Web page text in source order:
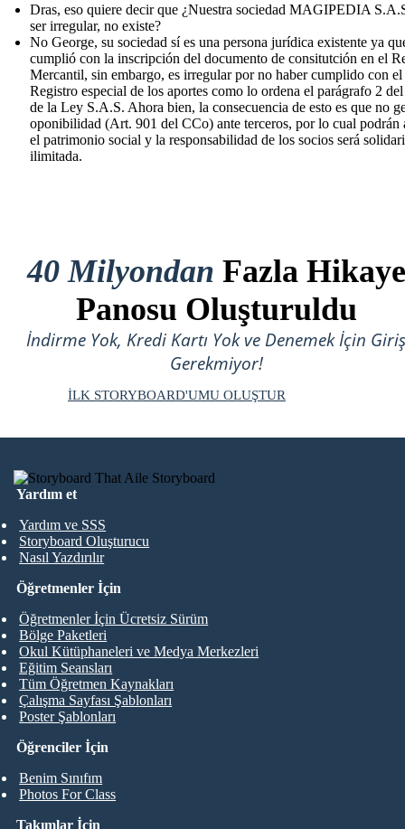
Dras, eso quiere decir que ¿Nuestra sociedad MAGIPEDIA
ser irregular, no existe?
No George, su sociedad sí es una persona jurídica existente ya
cumplió con la inscripción del documento de consitutción en el
Mercantil, sin embargo, es irregular por no haber cumplido con el
Registro especial de los aportes como lo ordena el parágrafo 2
de la Ley S.A.S. Ahora bien, la consecuencia de esto es que no
oponibilidad (Art. 901 del CCo) ante terceros, por lo cual podrán
el patrimonio social y la responsabilidad de los socios será
ilimitada.
40 Milyondan Fazla Hikaye
Panosu Oluşturuldu
İndirme Yok, Kredi Kartı Yok ve Denemek İçin Giriş
Gerekmiyor!
İLK STORYBOARD'UMU OLUŞTUR
Yardım et
Yardım ve SSS
Storyboard Oluşturucu
Nasıl Yazdırılır
Öğrenciler İçin
Benim Sınıfım
Photos For Class
Öğretmenler İçin
Öğretmenler İçin Ücretsiz Sürüm
Bölge Paketleri
Okul Kütüphaneleri ve Medya Merkezleri
Eğitim Seansları
Tüm Öğretmen Kaynakları
Çalışma Sayfası Şablonları
Poster Şablonları
Takımlar İçin